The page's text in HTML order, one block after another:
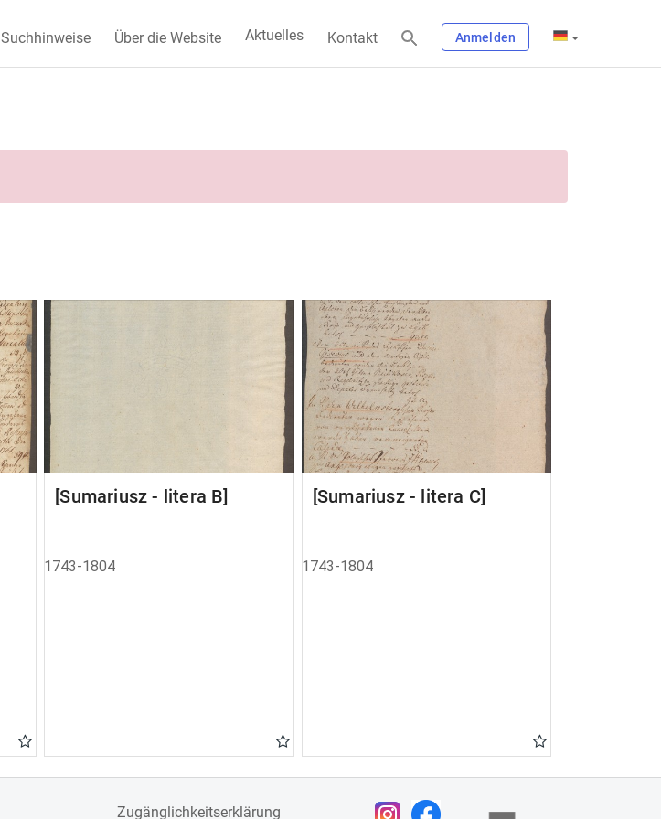
Suchhinweise Über die Website Aktuelles Kontakt Anmelden
[Sumariusz - litera B]
1743-1804
[Sumariusz - litera C]
1743-1804
Zugänglichkeitserklärung